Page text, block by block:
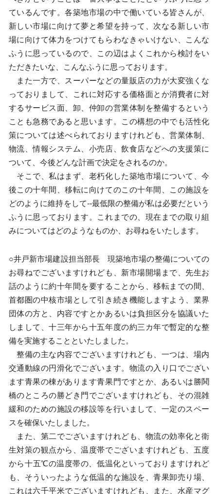
ているんです。各築地市場の中で働いている皆さんが、
新しい市場に向けて夢と希望を持って、次なる新しい市
場に向けて体力をつけてもらわなきゃいけない、こんな
ふうに思っているので、この辺はよくこれから検討をい
ただきたいな、こんなふうに思っております。
また一方で、スーパーなどの量販店の力が大変強くな
っておりまして、これに対応する価格面とか消費者に対
するサービス面、卸、仲卸の営業体制を整備するという
ことも急務であると思います。この構想の中でも活性化
策については述べられておりますけれども、営業体制、
物流、情報システム、小売店、飲食店などへの支援策に
ついて、今後どんな計画で決定をされるのか。
そこで、私はまず、老朽化した築地市場について、今
後この十年間、移転に向けてのこの十年間、この施設を
どのように維持をして--最低限の整備が私は必要だという
ふうに思っております。これまでの、現在までの取り組
みについてはどのようなものか、お尋ねをいたします。
○井戸新市場建設担当部長 現築地市場の整備についての
お尋ねでございますけれども、新市場開場まで、先生お
話のように約十年間を要することから、移転までの間、
首都圏の中核市場として引き続き機能しますよう、業界
団体の方と、内容ですとかあるいは負担区分を協議いた
しまして、十三年から十五年度の約三カ年で暫定的な整
備を実施することといたしました。
整備の主な内容でございますけれども、一つは、場内
交通動線の円滑化でございます。物流の入り口でござい
ます青果の棟があります青果門ですとか、あるいは勝鬨
橋のところの勝どき門でございますけれども、その混雑
緩和のための施設の移設等を行いまして、一定のスペー
スを確保いたしました。
また、第二でございますけれども、物流の効率化と衛
生対策の観点から、温度帯でございますけれども、五度
から十五℃の温度帯の、低温化といっておりますけれど
も、そういったような低温的な施設を、青果卸売り場、
これは六千平米でございますけれども、また、水産マグ